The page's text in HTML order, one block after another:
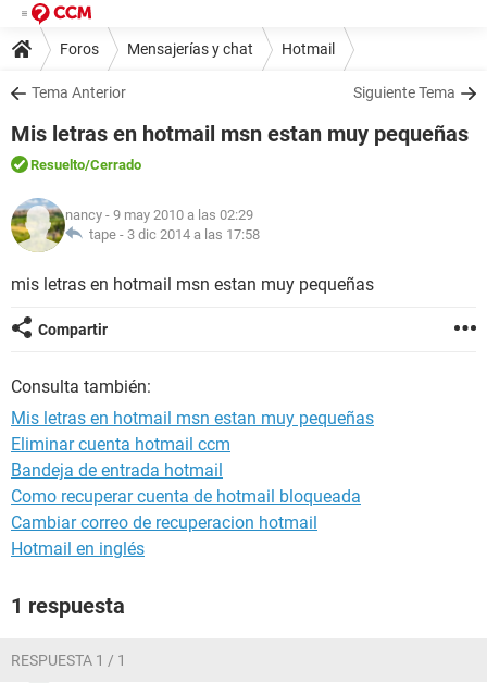
Foros Mensajerías y chat Hotmail
Tema Anterior Siguiente Tema
Mis letras en hotmail msn estan muy pequeñas
Resuelto/Cerrado
nancy - 9 may 2010 a las 02:29
tape - 3 dic 2014 a las 17:58
mis letras en hotmail msn estan muy pequeñas
Compartir
Consulta también:
Mis letras en hotmail msn estan muy pequeñas
Eliminar cuenta hotmail ccm
Bandeja de entrada hotmail
Como recuperar cuenta de hotmail bloqueada
Cambiar correo de recuperacion hotmail
Hotmail en inglés
1 respuesta
RESPUESTA 1 / 1